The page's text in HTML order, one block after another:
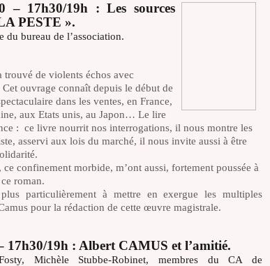
– 17h30/19h : Les sources
PESTE ».
du bureau de l’association.
trouvé de violents échos avec
ouvrage connaît depuis le début de
dans les ventes, en France,
aux Etats unis, au Japon… Le lire
: ce livre nourrit nos interrogations, il nous montre les
asservi aux lois du marché, il nous invite aussi à être
ce confinement morbide, m’ont aussi, fortement poussée à
roman.
plus particulièrement à mettre en exergue les multiples
pour la rédaction de cette œuvre magistrale.
17h30/19h : Albert CAMUS et l’amitié.
Michèle Stubbe-Robinet, membres du CA de